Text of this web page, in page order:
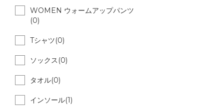
WOMEN ウォームアップパンツ
(0)
Tシャツ(0)
ソックス(0)
タオル(0)
インソール(1)